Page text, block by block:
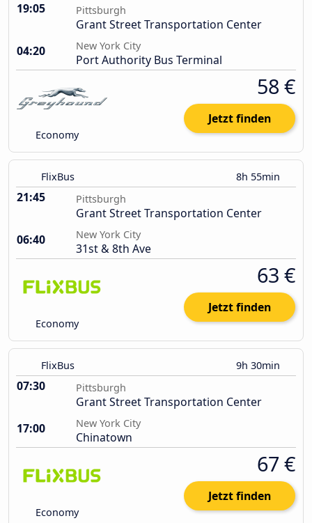
19:05 Pittsburgh
Grant Street Transportation Center
04:20
New York City
Port Authority Bus Terminal
Economy
58 €
Jetzt finden
FlixBus 8h 55min
21:45 Pittsburgh
Grant Street Transportation Center
06:40
New York City
31st & 8th Ave
Economy
63 €
Jetzt finden
FlixBus 9h 30min
07:30 Pittsburgh
Grant Street Transportation Center
17:00
New York City
Chinatown
Economy
67 €
Jetzt finden